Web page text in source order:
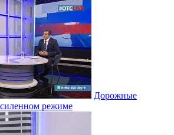
Дорожные
режиме